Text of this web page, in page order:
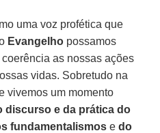
uma voz profética que
Evangelho possamos
as nossas ações
vidas. Sobretudo na
vivemos um momento
discurso e da prática do
fundamentalismosedo